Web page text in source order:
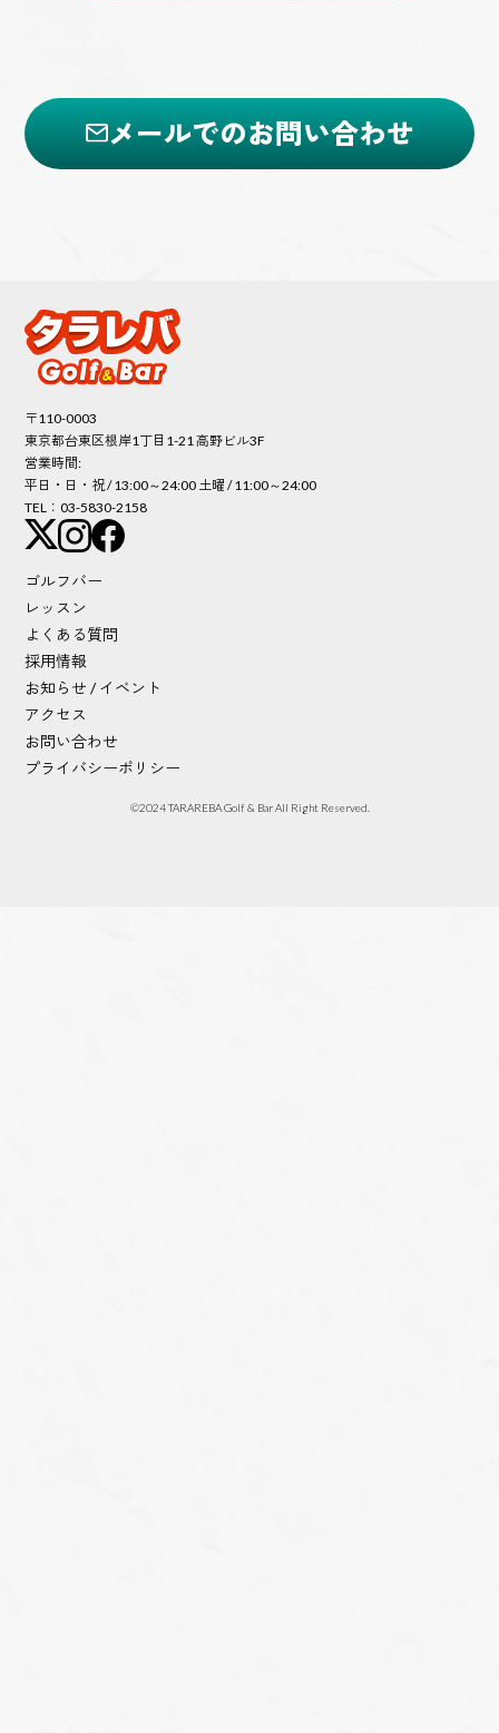
メールでのお問い合わせ
〒110-0003
東京都台東区根岸1丁目1-21 高野ビル3F
営業時間:
平日・日・祝 / 13:00～24:00 土曜 / 11:00～24:00
TEL：03-5830-2158
ゴルフバー
レッスン
よくある質問
採用情報
お知らせ / イベント
アクセス
お問い合わせ
プライバシーポリシー
©︎2024 TARAREBA Golf & Bar All Right Reserved.